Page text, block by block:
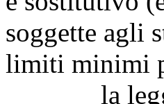
soggette agli
limiti minimi
la legge n.